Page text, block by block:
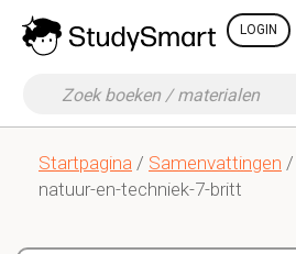
LOGIN
Startpagina / Samenvattingen /
natuur-en-techniek-7-britt